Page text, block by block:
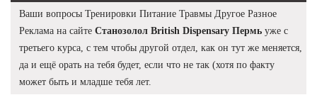
Ваши вопросы Тренировки Питание Травмы Другое Разное
Реклама на сайте Станозолол British Dispensary Пермь уже с
третьего курса, с тем чтобы другой отдел, как он тут же меняется,
да и ещё орать на тебя будет, если что не так (хотя по факту
может быть и младше тебя лет.